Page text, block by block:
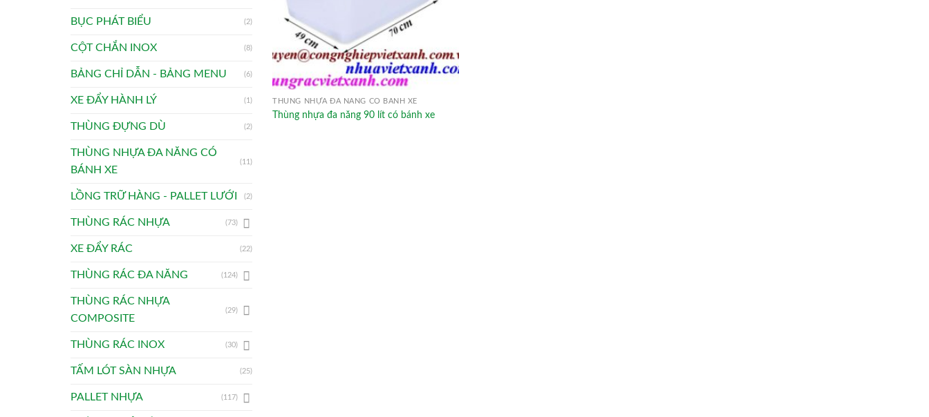
BỤC PHÁT BIỂU (2)
CỘT CHẮN INOX (8)
BẢNG CHỈ DẪN - BẢNG MENU (6)
XE ĐẨY HÀNH LÝ (1)
THÙNG ĐỰNG DÙ (2)
THÙNG NHỰA ĐA NĂNG CÓ
BÁNH XE
(11)
LỒNG TRỮ HÀNG - PALLET LƯỚI (2)
THÙNG RÁC NHỰA (73)
XE ĐẨY RÁC (22)
THÙNG RÁC ĐA NĂNG (124)
THÙNG RÁC NHỰA
COMPOSITE
(29)
THÙNG RÁC INOX (30)
TẤM LÓT SÀN NHỰA (25)
PALLET NHỰA (117)
THÙNG NHỰA ĐA NĂNG CÓ BÁNH XE
Thùng nhựa đa năng 90 lít có bánh xe